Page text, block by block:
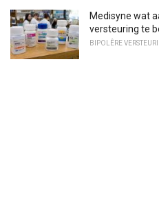
Medisyne wat
versteuring te
BIPOLÊRE